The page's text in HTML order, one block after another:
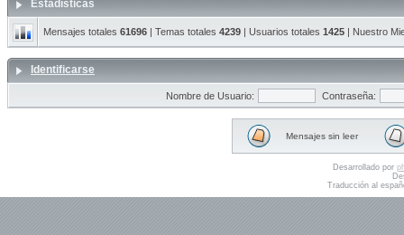
Estadísticas
Mensajes totales 61696 | Temas totales 4239 | Usuarios totales 1425 | Nuestro
Identificarse
Nombre de Usuario: Contraseña:
Mensajes sin leer
Desarrollado por
Traducción al